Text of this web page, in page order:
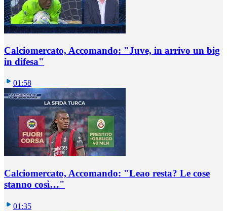
Calciomercato, Accomando: "Juve, in arrivo un big
in difesa"
01:58
Calciomercato, Accomando: "Leao resta? Le cose
stanno così…"
01:35